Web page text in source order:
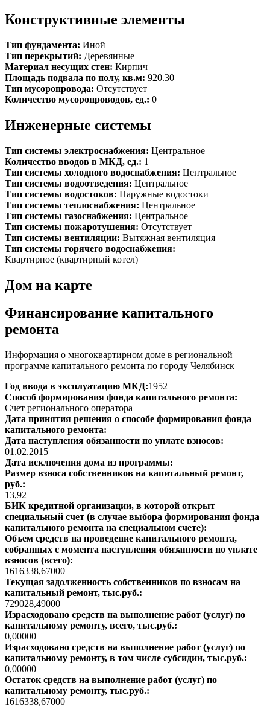
Конструктивные элементы
Тип фундамента: Иной
Тип перекрытий: Деревянные
Материал несущих стен: Кирпич
Площадь подвала по полу, кв.м: 920.30
Тип мусоропровода: Отсутствует
Количество мусоропроводов, ед.: 0
Инженерные системы
Тип системы электроснабжения: Центральное
Количество вводов в МКД, ед.: 1
Тип системы холодного водоснабжения: Центральное
Тип системы водоотведения: Центральное
Тип системы водостоков: Наружные водостоки
Тип системы теплоснабжения: Центральное
Тип системы газоснабжения: Центральное
Тип системы пожаротушения: Отсутствует
Тип системы вентиляции: Вытяжная вентиляция
Тип системы горячего водоснабжения:
Квартирное (квартирный котел)
Дом на карте
Финансирование капитального
ремонта
Информация о многоквартирном доме в региональной
программе капитального ремонта по городу Челябинск
Год ввода в эксплуатацию МКД:1952
Способ формирования фонда капитального ремонта:
Счет регионального оператора
Дата принятия решения о способе формирования фонда
капитального ремонта:
Дата наступления обязанности по уплате взносов:
01.02.2015
Дата исключения дома из программы:
Размер взноса собственников на капитальный ремонт,
руб.:
13,92
БИК кредитной организации, в которой открыт
специальный счет (в случае выбора формирования фонда
капитального ремонта на специальном счете):
Объем средств на проведение капитального ремонта,
собранных с момента наступления обязанности по уплате
взносов (всего):
1616338,67000
Текущая задолженность собственников по взносам на
капитальный ремонт, тыс.руб.:
729028,49000
Израсходовано средств на выполнение работ (услуг) по
капитальному ремонту, всего, тыс.руб.:
0,00000
Израсходовано средств на выполнение работ (услуг) по
капитальному ремонту, в том числе субсидии, тыс.руб.:
0,00000
Остаток средств на выполнение работ (услуг) по
капитальному ремонту, тыс.руб.:
1616338,67000